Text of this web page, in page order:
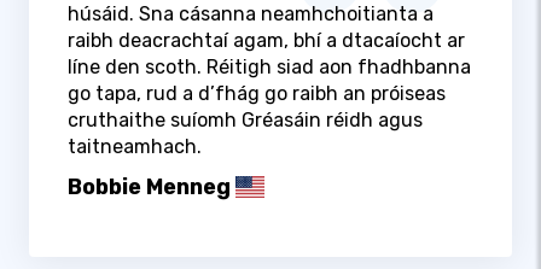
húsáid. Sna cásanna neamhchoitianta a
raibh deacrachtaí agam, bhí a dtacaíocht ar
líne den scoth. Réitigh siad aon fhadhbanna
go tapa, rud a d’fhág go raibh an próiseas
cruthaithe suíomh Gréasáin réidh agus
taitneamhach.
Bobbie Menneg